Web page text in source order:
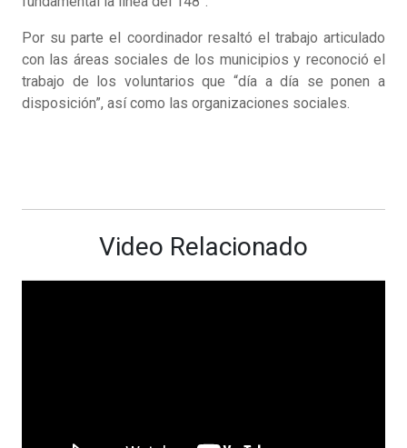
Por su parte el coordinador resaltó el trabajo articulado
con las áreas sociales de los municipios y reconoció el
trabajo de los voluntarios que “día a día se ponen a
disposición”, así como las organizaciones sociales.
Video Relacionado